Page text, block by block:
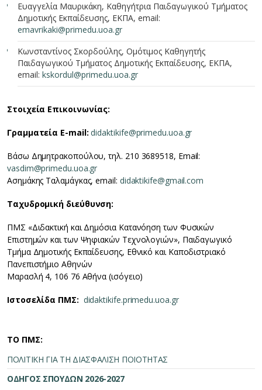
Ευαγγελία Μαυρικάκη, Καθηγήτρια Παιδαγωγικού Τμήματος
Δημοτικής Εκπαίδευσης, ΕΚΠΑ, email:
emavrikaki@primedu.uoa.gr
Κωνσταντίνος Σκορδούλης, Ομότιμος Καθηγητής
Παιδαγωγικού Τμήματος Δημοτικής Εκπαίδευσης, ΕΚΠΑ,
email: kskordul@primedu.uoa.gr
Στοιχεία Επικοινωνίας:
Γραμματεία E-mail:didaktikife@primedu.uoa.gr
Βάσω Δημητρακοπούλου, τηλ. 210 3689518, Email:
vasdim@primedu.uoa.gr
Ασημάκης Ταλαμάγκας, email: didaktikife@gmail.com
Ταχυδρομική διεύθυνση:
ΠΜΣ «Διδακτική και Δημόσια Κατανόηση των Φυσικών
Επιστημών και των Ψηφιακών Τεχνολογιών», Παιδαγωγικό
Τμήμα Δημοτικής Εκπαίδευσης, Εθνικό και Καποδιστριακό
Πανεπιστήμιο Αθηνών
Μαρασλή 4, 106 76 Αθήνα (ισόγειο)
Ιστοσελίδα ΠΜΣ: didaktikife.primedu.uoa.gr
ΤΟ ΠΜΣ:
ΠΟΛΙΤΙΚΗ ΓΙΑ ΤΗ ΔΙΑΣΦΑΛΙΣΗ ΠΟΙΟΤΗΤΑΣ
ΟΔΗΓΟΣ ΣΠΟΥΔΩΝ 2026-2027